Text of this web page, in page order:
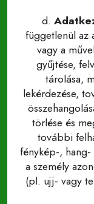
d.
függetlenül az
vagy a
gyűjtése,
tárolása,
lekérdezése,
törlése és
további
fénykép-,
a személy
(pl. ujj- vagy